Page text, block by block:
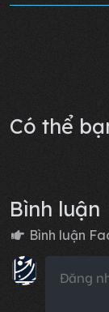
Có thể
Bình luận
Bình luận